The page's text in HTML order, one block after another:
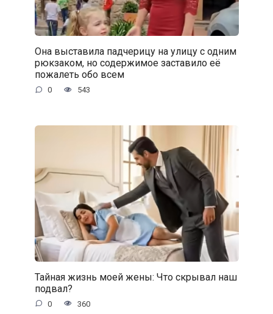
Она выставила падчерицу на улицу с одним
рюкзаком, но содержимое заставило её
пожалеть обо всем
0 543
Тайная жизнь моей жены: Что скрывал наш
подвал?
0 360